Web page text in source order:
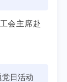
会主席赴
日活动